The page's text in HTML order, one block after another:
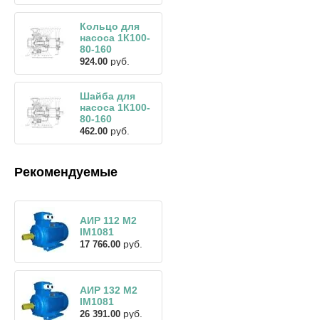
Кольцо для
насоса 1К100-
80-160
924.00 руб.
Шайба для
насоса 1К100-
80-160
462.00 руб.
Рекомендуемые
АИР 112 М2
IM1081
17 766.00 руб.
АИР 132 М2
IM1081
26 391.00 руб.